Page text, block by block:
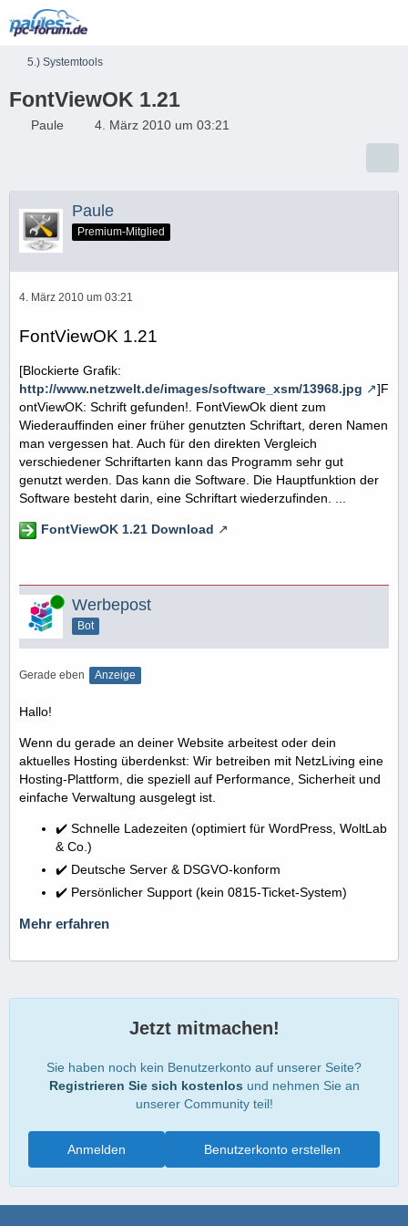
5.) Systemtools
FontViewOK 1.21
Paule 4. März 2010 um 03:21
Paule
Premium-Mitglied
4. März 2010 um 03:21
FontViewOK 1.21
[Blockierte Grafik:
http://www.netzwelt.de/images/software_xsm/13968.jpg
]F
ontViewOK: Schrift gefunden!. FontViewOk dient zum
Wiederauffinden einer früher genutzten Schriftart, deren Namen
man vergessen hat. Auch für den direkten Vergleich
verschiedener Schriftarten kann das Programm sehr gut
genutzt werden. Das kann die Software. Die Hauptfunktion der
Software besteht darin, eine Schriftart wiederzufinden. ...
FontViewOK 1.21 Download
Online Werbepost
Bot
Gerade eben Anzeige
Hallo!
Wenn du gerade an deiner Website arbeitest oder dein
aktuelles Hosting überdenkst: Wir betreiben mit NetzLiving eine
Hosting-Plattform, die speziell auf Performance, Sicherheit und
einfache Verwaltung ausgelegt ist.
✔️ Schnelle Ladezeiten (optimiert für WordPress, WoltLab
& Co.)
✔️ Deutsche Server & DSGVO-konform
✔️ Persönlicher Support (kein 0815-Ticket-System)
Mehr erfahren
Jetzt mitmachen!
Sie haben noch kein Benutzerkonto auf unserer Seite?
Registrieren Sie sich kostenlos und nehmen Sie an
unserer Community teil!
Benutzerkonto erstellen
Anmelden